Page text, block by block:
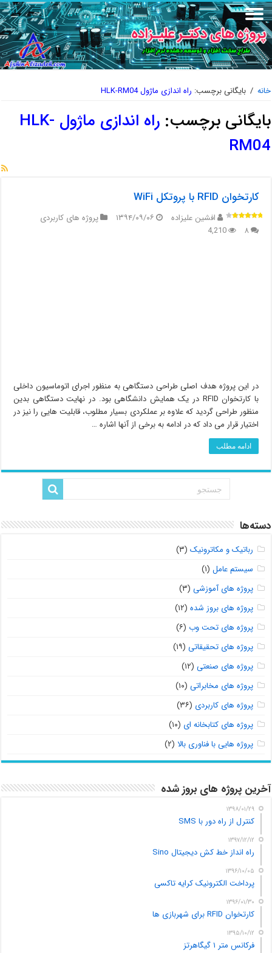
خانه / بایگانی برچسب: راه اندازی ماژول HLK-RM04
بایگانی برچسب:
راه اندازی ماژول HLK-
RM04
کارتخوان RFID با پروتکل WiFi
افشین علیزاده ۱۳۹۴/۰۹/۰۶
پروژه های کاربردی
۸
4,210
در این پروژه هدف اصلی طراحی دستگاهی به منظور اجرای اتوماسیون داخلی
با کارتخوان RFID در یک همایش دانشگاهی بود. در نهایت دستگاهی بدین
منظور طراحی گردید که علاوه بر عملکردی بسیار مطلوب، قابلیت هایی را نیز در
اختیار قرار می داد که در ادامه به برخی از آنها اشاره …
ادامه مطلب
دسته‌ها
رباتیک و مکاترونیک (۳)
سیستم عامل (۱)
پروژه های آموزشی (۳)
پروژه های بروز شده (۱۲)
پروژه های تحت وب (۶)
پروژه های تحقیقاتی (۱۹)
پروژه های صنعتی (۱۲)
پروژه های مخابراتی (۱۰)
پروژه های کاربردی (۳۶)
پروژه های کتابخانه ای (۱۰)
پروژه هایی با فناوری بالا (۲)
آخرین پروژه های بروز شده
۱۳۹۸/۰۱/۲۹
کنترل از راه دور با SMS
۱۳۹۷/۱۲/۱۲
راه انداز خط کش دیجیتال Sino
۱۳۹۶/۱۰/۰۵
پرداخت الکترونیک کرایه تاکسی
۱۳۹۶/۰۱/۳۰
کارتخوان RFID برای شهربازی ها
۱۳۹۵/۱۰/۱۲
فرکانس متر ۱ گیگاهرتز